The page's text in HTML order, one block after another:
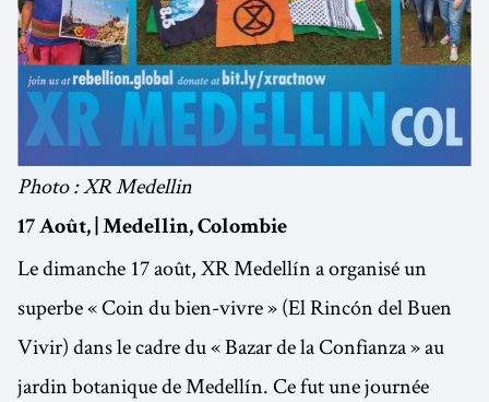
Photo : XR Medellin
17 Août, | Medellin, Colombie
Le dimanche 17 août, XR Medellín a organisé un
superbe « Coin du bien-vivre » (El Rincón del Buen
Vivir) dans le cadre du « Bazar de la Confianza » au
jardin botanique de Medellín. Ce fut une journée